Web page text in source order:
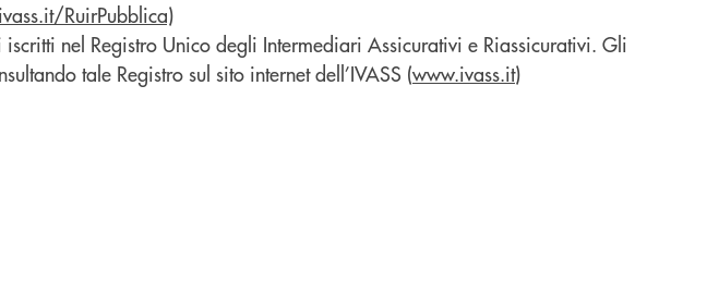
RuirPubblica)
nel Registro Unico degli Intermediari Assicurativi e Riassicurativi. Gli
tale Registro sul sito internet dell’IVASS (www.ivass.it)